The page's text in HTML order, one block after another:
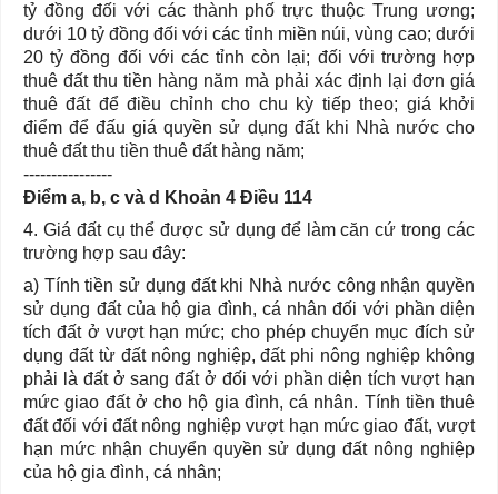
tỷ đồng đối với các thành phố trực thuộc Trung ương;
dưới 10 tỷ đồng đối với các tỉnh miền núi, vùng cao; dưới
20 tỷ đồng đối với các tỉnh còn lại; đối với trường hợp
thuê đất thu tiền hàng năm mà phải xác định lại đơn giá
thuê đất để điều chỉnh cho chu kỳ tiếp theo; giá khởi
điểm để đấu giá quyền sử dụng đất khi Nhà nước cho
thuê đất thu tiền thuê đất hàng năm;
----------------
Điểm a, b, c và d Khoản 4 Điều 114
4. Giá đất cụ thể được sử dụng để làm căn cứ trong các
trường hợp sau đây:
a) Tính tiền sử dụng đất khi Nhà nước công nhận quyền
sử dụng đất của hộ gia đình, cá nhân đối với phần diện
tích đất ở vượt hạn mức; cho phép chuyển mục đích sử
dụng đất từ đất nông nghiệp, đất phi nông nghiệp không
phải là đất ở sang đất ở đối với phần diện tích vượt hạn
mức giao đất ở cho hộ gia đình, cá nhân. Tính tiền thuê
đất đối với đất nông nghiệp vượt hạn mức giao đất, vượt
hạn mức nhận chuyển quyền sử dụng đất nông nghiệp
của hộ gia đình, cá nhân;